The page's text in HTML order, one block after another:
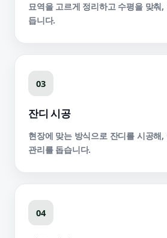
묘역을 고르게 정리하고 수평을 맞춰
듭니다.
03
잔디 시공
현장에 맞는 방식으로 잔디를 시공해
관리를 돕습니다.
04